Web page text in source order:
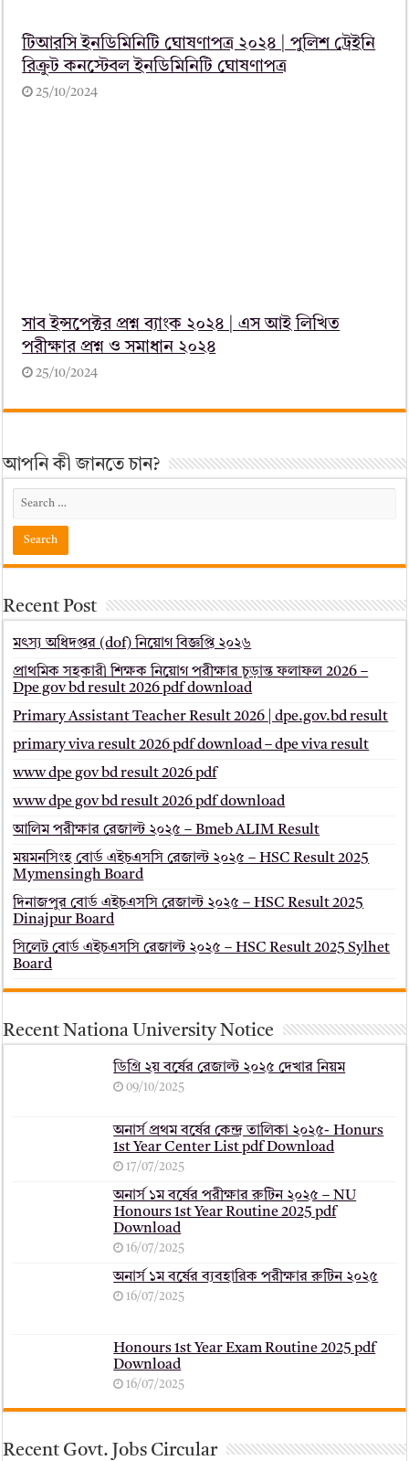
টিআরসি ইনডিমিনিটি ঘোষণাপত্র ২০২৪ | পুলিশ ট্রেইনি
রিক্রুট কনস্টেবল ইনডিমিনিটি ঘোষণাপত্র
25/10/2024
সাব ইন্সপেক্টর প্রশ্ন ব্যাংক ২০২৪ | এস আই লিখিত
পরীক্ষার প্রশ্ন ও সমাধান ২০২৪
25/10/2024
আপনি কী জানতে চান?
Recent Post
মৎস্য অধিদপ্তর (dof) নিয়োগ বিজ্ঞপ্তি ২০২৬
প্রাথমিক সহকারী শিক্ষক নিয়োগ পরীক্ষার চূড়ান্ত ফলাফল 2026 –
Dpe gov bd result 2026 pdf download
Primary Assistant Teacher Result 2026 | dpe.gov.bd result
primary viva result 2026 pdf download – dpe viva result
www dpe gov bd result 2026 pdf
www dpe gov bd result 2026 pdf download
আলিম পরীক্ষার রেজাল্ট ২০২৫ – Bmeb ALIM Result
ময়মনসিংহ বোর্ড এইচএসসি রেজাল্ট ২০২৫ – HSC Result 2025
Mymensingh Board
দিনাজপুর বোর্ড এইচএসসি রেজাল্ট ২০২৫ – HSC Result 2025
Dinajpur Board
সিলেট বোর্ড এইচএসসি রেজাল্ট ২০২৫ – HSC Result 2025 Sylhet
Board
Recent Nationa University Notice
ডিগ্রি ২য় বর্ষের রেজাল্ট ২০২৫ দেখার নিয়ম
09/10/2025
অনার্স প্রথম বর্ষের কেন্দ্র তালিকা ২০২৫- Honurs
1st Year Center List pdf Download
17/07/2025
অনার্স ১ম বর্ষের পরীক্ষার রুটিন ২০২৫ – NU
Honours 1st Year Routine 2025 pdf
Download
16/07/2025
অনার্স ১ম বর্ষের ব্যবহারিক পরীক্ষার ‍রুটিন ২০২৫
16/07/2025
Honours 1st Year Exam Routine 2025 pdf
Download
16/07/2025
Recent Govt. Jobs Circular